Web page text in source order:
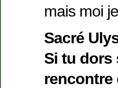
mais moi
Sacré
Si tu dors
rencontre